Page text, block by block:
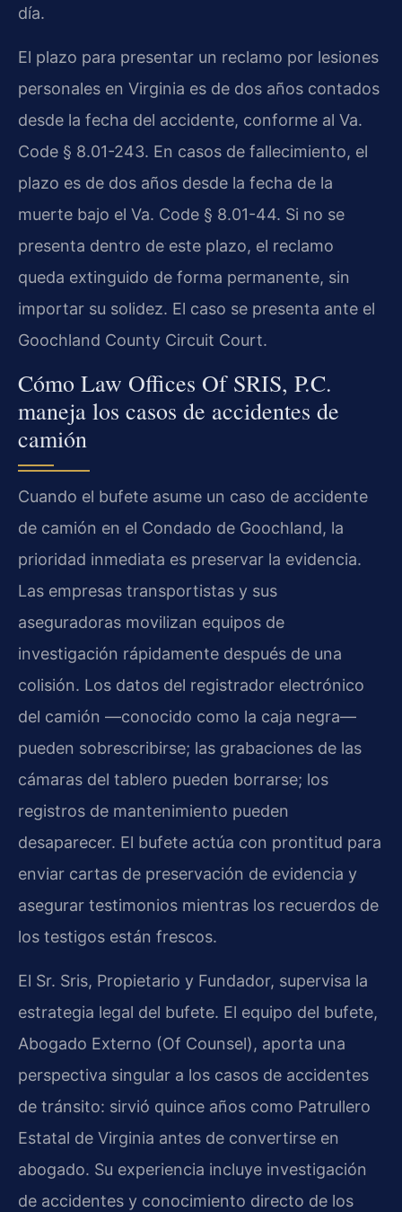
día.
El plazo para presentar un reclamo por lesiones
personales en Virginia es de dos años contados
desde la fecha del accidente, conforme al Va.
Code § 8.01-243. En casos de fallecimiento, el
plazo es de dos años desde la fecha de la
muerte bajo el Va. Code § 8.01-44. Si no se
presenta dentro de este plazo, el reclamo
queda extinguido de forma permanente, sin
importar su solidez. El caso se presenta ante el
Goochland County Circuit Court.
Cómo Law Offices Of SRIS, P.C.
maneja los casos de accidentes de
camión
Cuando el bufete asume un caso de accidente
de camión en el Condado de Goochland, la
prioridad inmediata es preservar la evidencia.
Las empresas transportistas y sus
aseguradoras movilizan equipos de
investigación rápidamente después de una
colisión. Los datos del registrador electrónico
del camión —conocido como la caja negra—
pueden sobrescribirse; las grabaciones de las
cámaras del tablero pueden borrarse; los
registros de mantenimiento pueden
desaparecer. El bufete actúa con prontitud para
enviar cartas de preservación de evidencia y
asegurar testimonios mientras los recuerdos de
los testigos están frescos.
El Sr. Sris, Propietario y Fundador, supervisa la
estrategia legal del bufete. El equipo del bufete,
Abogado Externo (Of Counsel), aporta una
perspectiva singular a los casos de accidentes
de tránsito: sirvió quince años como Patrullero
Estatal de Virginia antes de convertirse en
abogado. Su experiencia incluye investigación
de accidentes y conocimiento directo de los